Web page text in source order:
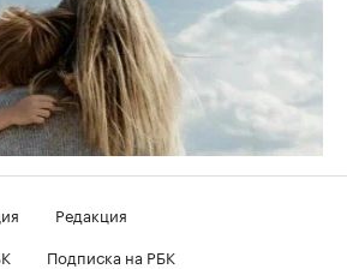
Редакция
Подписка на РБК